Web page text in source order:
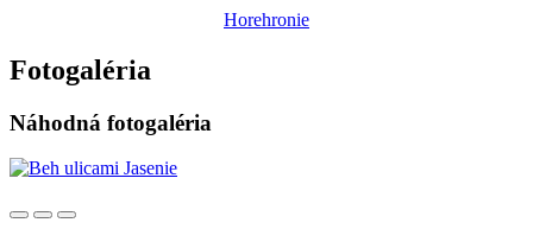
Horehronie
Fotogaléria
Náhodná fotogaléria